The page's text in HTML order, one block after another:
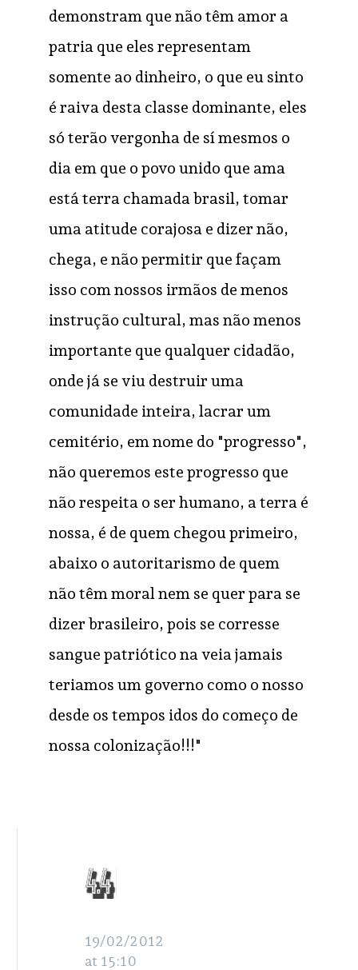
demonstram que não têm amor a
patria que eles representam
somente ao dinheiro, o que eu sinto
é raiva desta classe dominante, eles
só terão vergonha de sí mesmos o
dia em que o povo unido que ama
está terra chamada brasil, tomar
uma atitude corajosa e dizer não,
chega, e não permitir que façam
isso com nossos irmãos de menos
instrução cultural, mas não menos
importante que qualquer cidadão,
onde já se viu destruir uma
comunidade inteira, lacrar um
cemitério, em nome do "progresso",
não queremos este progresso que
não respeita o ser humano, a terra é
nossa, é de quem chegou primeiro,
abaixo o autoritarismo de quem
não têm moral nem se quer para se
dizer brasileiro, pois se corresse
sangue patriótico na veia jamais
teriamos um governo como o nosso
desde os tempos idos do começo de
nossa colonização!!!"
19/02/2012
at 15:10